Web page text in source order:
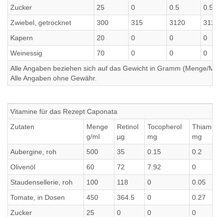
Zucker
25 0 0.5
0.5
Zwiebel, getrocknet
300 315 3120
3120
Kapern
20 0 0
0
Weinessig
70 0 0
0
Alle Angaben beziehen sich auf das Gewicht in Gramm (Menge/
Alle Angaben ohne Gewähr.
Vitamine für das Rezept Caponata
Zutaten
Menge
g/ml
Retinol
µg
Tocopherol
mg
Thiamin
mg
Aubergine, roh
500 35 0.15
0.2
Olivenöl
60 72 7.92
0
Staudensellerie, roh
100 118 0
0.05
Tomate, in Dosen
450 364.5 0
0.27
Zucker
25 0 0
0